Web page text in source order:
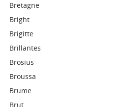
Bretagne
Bright
Brigitte
Brillantes
Brosius
Broussa
Brume
Brut